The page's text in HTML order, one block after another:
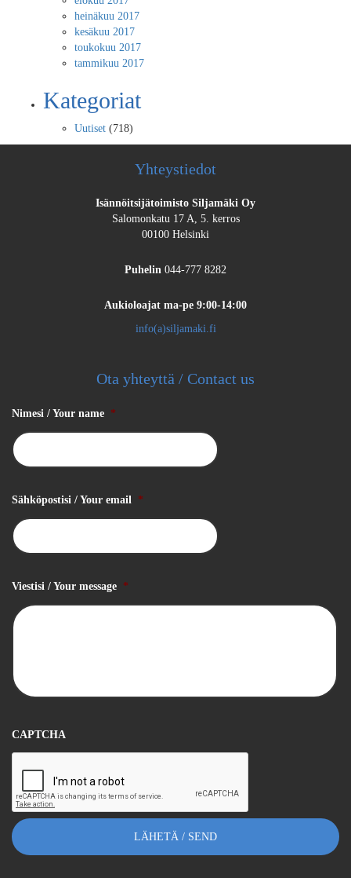
heinäkuu 2017
kesäkuu 2017
toukokuu 2017
tammikuu 2017
Kategoriat
Uutiset (718)
Yhteystiedot
Isännöitsijätoimisto Siljamäki Oy
Salomonkatu 17 A, 5. kerros
00100 Helsinki
Puhelin 044-777 8282
Aukioloajat ma-pe 9:00-14:00
info(a)siljamaki.fi
Ota yhteyttä / Contact us
Nimesi / Your name *
Sähköpostisi / Your email *
Viestisi / Your message *
CAPTCHA